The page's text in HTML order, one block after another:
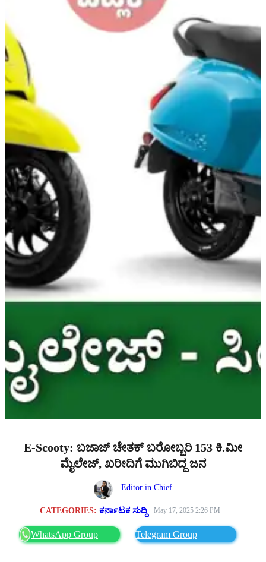
E-Scooty: ಬಜಾಜ್ ಚೇತಕ್ ಬರೋಬ್ಬರಿ 153 ಕಿ.ಮೀ
ಮೈಲೇಜ್, ಖರೀದಿಗೆ ಮುಗಿಬಿದ್ದ ಜನ
Editor in Chief
CATEGORIES: ಕರ್ನಾಟಕ ಸುದ್ದಿ May 17, 2025 2:26 PM
WhatsApp Group Telegram Group